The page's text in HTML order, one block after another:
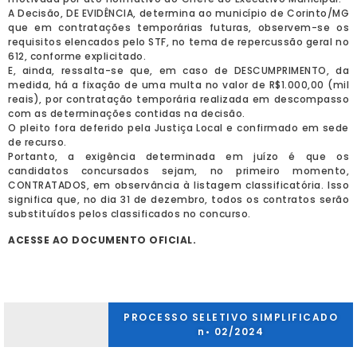
A Decisão, DE EVIDÊNCIA, determina ao município de Corinto/MG
que em contratações temporárias futuras, observem-se os
requisitos elencados pelo STF, no tema de repercussão geral no
612, conforme explicitado.
E, ainda, ressalta-se que, em caso de DESCUMPRIMENTO, da
medida, há a fixação de uma multa no valor de R$1.000,00 (mil
reais), por contratação temporária realizada em descompasso
com as determinações contidas na decisão.
O pleito fora deferido pela Justiça Local e confirmado em sede
de recurso.
Portanto, a exigência determinada em juízo é que os
candidatos concursados sejam, no primeiro momento,
CONTRATADOS, em observância à listagem classificatória. Isso
significa que, no dia 31 de dezembro, todos os contratos serão
substituídos pelos classificados no concurso.
ACESSE AO DOCUMENTO OFICIAL.
PROCESSO SELETIVO SIMPLIFICADO
n• 02/2024